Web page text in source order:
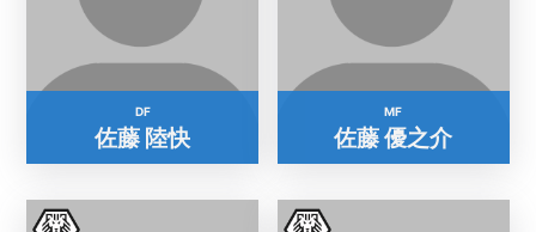
DF
佐藤 陸快
MF
佐藤 優之介